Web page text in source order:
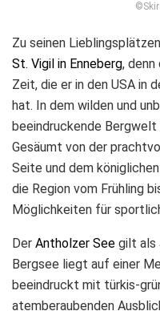
Zu seinen
St. Vigil in Enneberg, denn
Zeit, die er in den USA in
hat. In dem wilden und
beeindruckende
Gesäumt von der
Seite und dem
die Region vom Frühling
Möglichkeiten für
Der Antholzer See gilt als
Bergsee liegt auf einer
beeindruckt mit türkis-
atemberaubenden